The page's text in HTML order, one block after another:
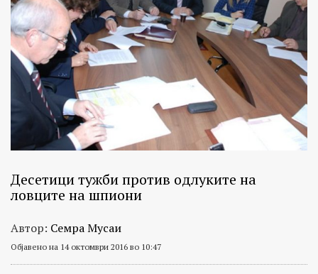
Десетици тужби против одлуките на
ловците на шпиони
Автор: Семра Мусаи
Објавено на 14 октомври 2016 во 10:47